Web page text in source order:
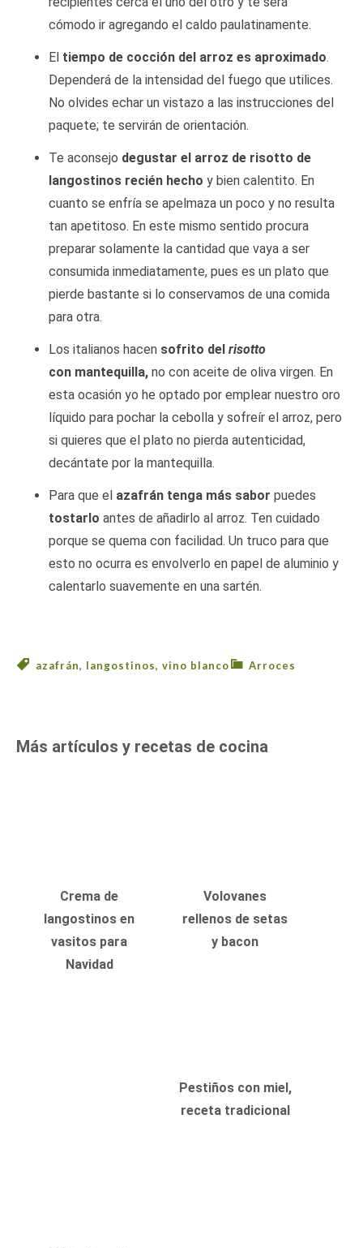
cómodo ir agregando el caldo paulatinamente.
El tiempo de cocción del arroz es aproximado.
Dependerá de la intensidad del fuego que utilices.
No olvides echar un vistazo a las instrucciones del
paquete; te servirán de orientación.
Te aconsejo degustar el arroz de risotto de
langostinos recién hecho y bien calentito. En
cuanto se enfría se apelmaza un poco y no resulta
tan apetitoso. En este mismo sentido procura
preparar solamente la cantidad que vaya a ser
consumida inmediatamente, pues es un plato que
pierde bastante si lo conservamos de una comida
para otra.
Los italianos hacen sofrito del risotto
con mantequilla, no con aceite de oliva virgen. En
esta ocasión yo he optado por emplear nuestro oro
líquido para pochar la cebolla y sofreír el arroz, pero
si quieres que el plato no pierda autenticidad,
decántate por la mantequilla.
Para que el azafrán tenga más sabor puedes
tostarlo antes de añadirlo al arroz. Ten cuidado
porque se quema con facilidad. Un truco para que
esto no ocurra es envolverlo en papel de aluminio y
calentarlo suavemente en una sartén.
Arroces
azafrán, langostinos, vino blanco
Más artículos y recetas de cocina
Crema de
langostinos en
vasitos para
Navidad
Volovanes
rellenos de setas
y bacon
Pestiños con miel,
receta tradicional